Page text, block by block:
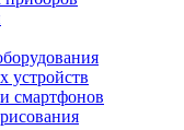
устройств
смартфонов